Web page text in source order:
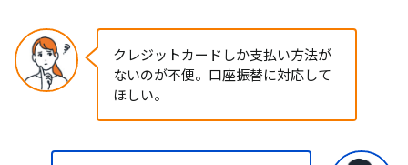
クレジットカードしか支払い方法が
ないのが不便。口座振替に対応して
ほしい。